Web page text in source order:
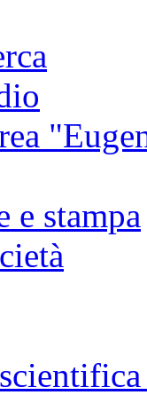
e stampa